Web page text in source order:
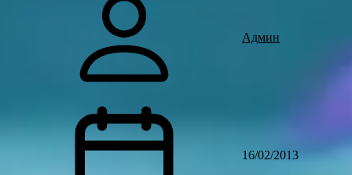
Админ
16/02/2013